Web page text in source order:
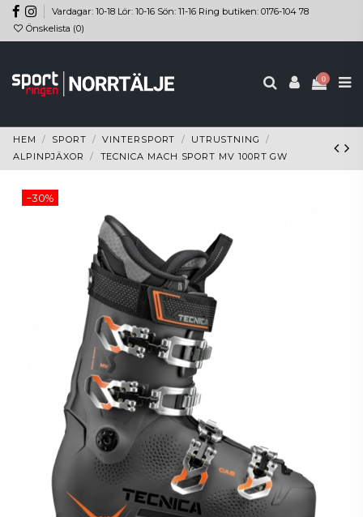
Vardagar: 10-18 Lör: 10-16 Sön: 11-16 Ring butiken: 0176-104 78
Önskelista (0)
0
HEM SPORT VINTERSPORT
UTRUSTNING
ALPINPJÄXOR
TECNICA MACH SPORT MV 100RT GW
−30%